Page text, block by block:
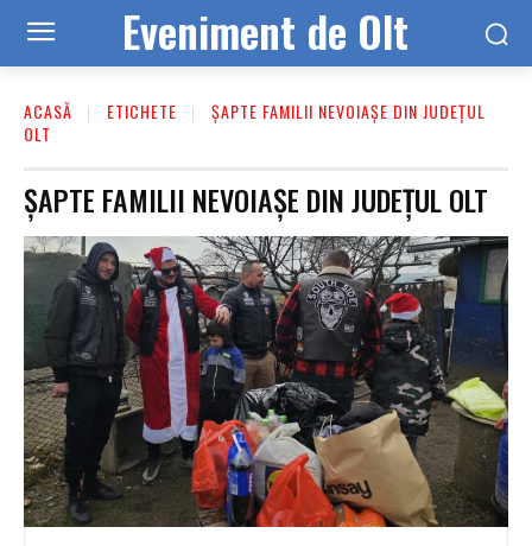
Eveniment de Olt
ACASĂ ETICHETE
ȘAPTE FAMILII NEVOIAȘE DIN JUDEȚUL
OLT
ȘAPTE FAMILII NEVOIAȘE DIN JUDEȚUL OLT